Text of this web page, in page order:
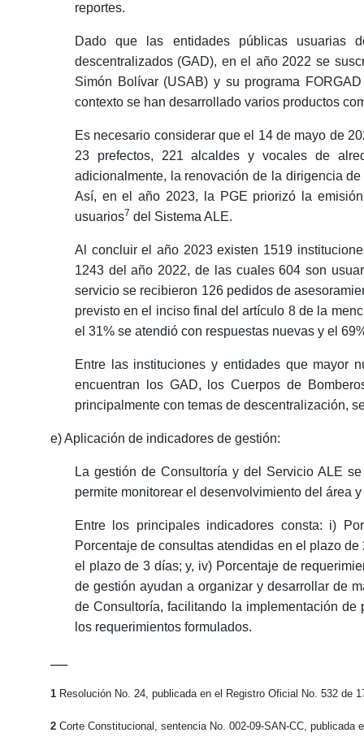
reportes.
Dado que las entidades públicas usuarias
descentralizados (GAD), en el año 2022 se
Simón Bolívar (USAB) y su programa
contexto se han desarrollado varios productos
Es necesario considerar que el 14 de mayo de
23 prefectos, 221 alcaldes y vocales de
adicionalmente, la renovación de la dirigencia
Así, en el año 2023, la PGE priorizó la
usuarios7 del Sistema ALE.
Al concluir el año 2023 existen 1519
1243 del año 2022, de las cuales 604 son
servicio se recibieron 126 pedidos de
previsto en el inciso final del artículo 8 de la
el 31% se atendió con respuestas nuevas y el
Entre las instituciones y entidades que mayor
encuentran los GAD, los Cuerpos de
principalmente con temas de descentralización,
e) Aplicación de indicadores de gestión:
La gestión de Consultoría y del Servicio ALE
permite monitorear el desenvolvimiento del área
Entre los principales indicadores consta: i)
Porcentaje de consultas atendidas en el plazo
el plazo de 3 días; y, iv) Porcentaje de
de gestión ayudan a organizar y desarrollar de
de Consultoría, facilitando la implementación
los requerimientos formulados.
1Resolución No. 24, publicada en el Registro Oficial No. 532 de
2Corte Constitucional, sentencia No. 002-09-SAN-CC, publicada